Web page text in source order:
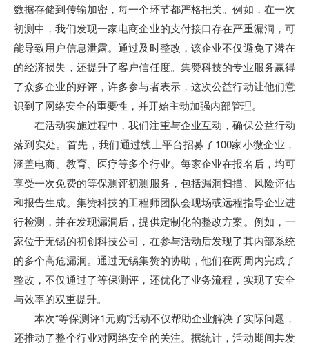
数据存储到传输加密，每一个环节都严格把关。例如，在一次
初测中，我们发现一家电商企业的支付接口存在严重漏洞，可
能导致用户信息泄露。通过及时整改，该企业不仅避免了潜在
的经济损失，还提升了客户信任度。集赞科技的专业服务赢得
了众多企业的好评，许多参与者表示，这次公益行动让他们意
识到了网络安全的重要性，并开始主动加强内部管理。
在活动实施过程中，我们注重与企业互动，确保公益行动
落到实处。首先，我们通过线上平台招募了100家小微企业，
涵盖电商、教育、医疗等多个行业。每家企业在报名后，均可
享受一次免费的等保测评初测服务，包括漏洞扫描、风险评估
和报告生成。集赞科技的工程师团队会现场或远程指导企业进
行检测，并在发现漏洞后，提供定制化的整改方案。例如，一
家位于无锡的初创科技公司，在参与活动后发现了其内部系统
的多个高危漏洞。通过无锡集赞的协助，他们在两周内完成了
整改，不仅通过了等保测评，还优化了业务流程，实现了安全
与效率的双重提升。
本次“等保测评1元购”活动不仅帮助企业解决了实际问题，
还推动了整个行业对网络安全的关注。据统计，活动期间共发